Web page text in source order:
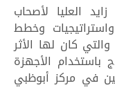
العليا لأصحاب
وخطط
كان لها الأثر
باستخدام الأجهزة
في مركز أبوظبي